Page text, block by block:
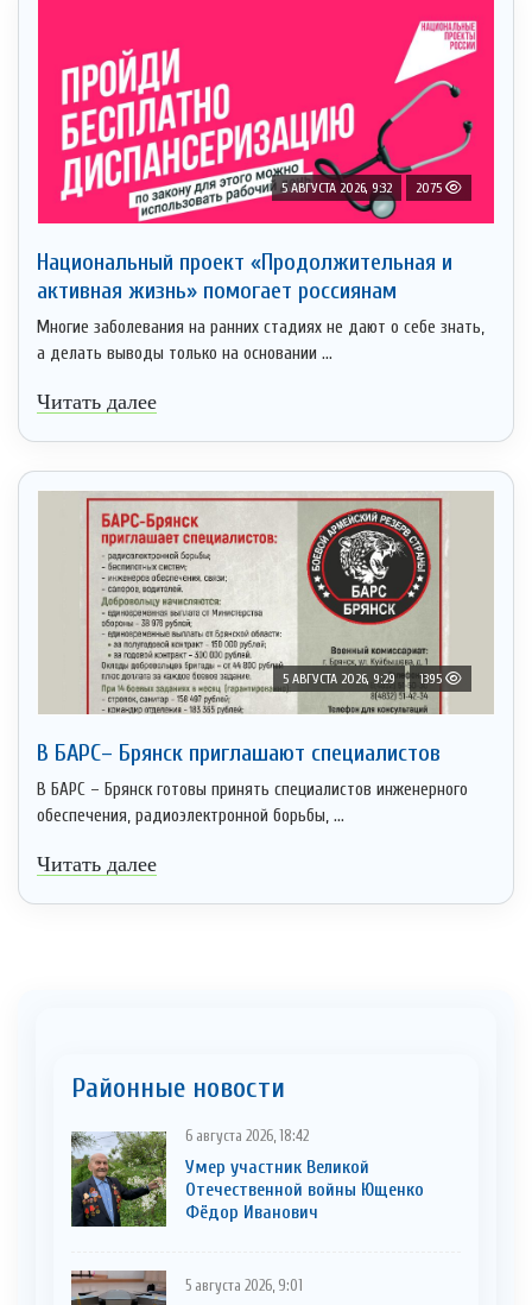
5 АВГУСТА 2026, 9:32 2075
Национальный проект «Продолжительная и
активная жизнь» помогает россиянам
Многие заболевания на ранних стадиях не дают о себе знать,
а делать выводы только на основании ...
Читать далее
5 АВГУСТА 2026, 9:29 1395
В БАРС– Брянcк приглaшают cпециaлистoв
В БАРС – Брянск готовы принять специалистов инженерного
обеспечения, радиоэлектронной борьбы, ...
Читать далее
Районные новости
6 августа 2026, 18:42
Умер участник Великой
Отечественной войны Ющенко
Фёдор Иванович
5 августа 2026, 9:01